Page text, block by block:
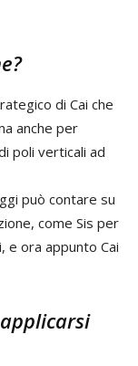
di Cai che
anche per
poli verticali ad
può contare su
come Sis per
ora appunto Cai